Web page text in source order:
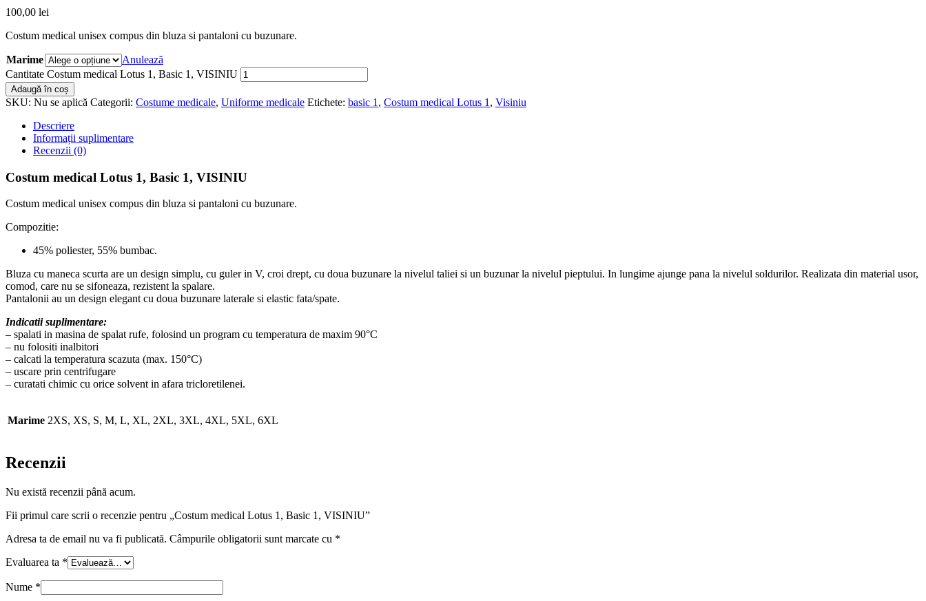
100,00 lei
Costum medical unisex compus din bluza si pantaloni cu buzunare.
Marime
Anulează
Cantitate Costum medical Lotus 1, Basic 1, VISINIU
Adaugă în coș
SKU: Nu se aplică Categorii: Costume medicale, Uniforme medicale Etichete: basic 1 , Costum medical Lotus 1 , Visiniu
Descriere
Informații suplimentare
Recenzii (0)
Costum medical Lotus 1, Basic 1, VISINIU
Costum medical unisex compus din bluza si pantaloni cu buzunare.
Compozitie:
45% poliester, 55% bumbac.
Bluza cu maneca scurta are un design simplu, cu guler in V, croi drept, cu doua buzunare la nivelul taliei si un buzunar la nivelul pieptului. In lungime ajunge pana la nivelul soldurilor. Realizata din material usor,
comod, care nu se sifoneaza, rezistent la spalare.
Pantalonii au un design elegant cu doua buzunare laterale si elastic fata/spate.
Indicatii suplimentare:
– spalati in masina de spalat rufe, folosind un program cu temperatura de maxim 90°C
– nu folositi inalbitori
– calcati la temperatura scazuta (max. 150°C)
– uscare prin centrifugare
– curatati chimic cu orice solvent in afara tricloretilenei.
Marime 2XS, XS, S, M, L, XL, 2XL, 3XL, 4XL, 5XL, 6XL
Recenzii
Nu există recenzii până acum.
Fii primul care scrii o recenzie pentru „Costum medical Lotus 1, Basic 1, VISINIU”
Adresa ta de email nu va fi publicată. Câmpurile obligatorii sunt marcate cu *
Evaluarea ta *
Nume *